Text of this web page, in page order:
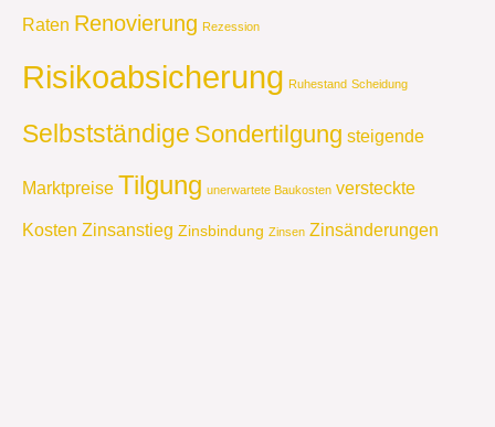
Raten Renovierung Rezession
Risikoabsicherung Ruhestand Scheidung
Selbstständige Sondertilgung steigende
Marktpreise Tilgung unerwartete Baukosten versteckte
Kosten Zinsanstieg Zinsbindung Zinsen Zinsänderungen